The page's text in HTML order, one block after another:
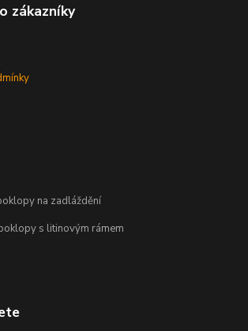
zákazníky
na zadláždění
s litinovým rámem